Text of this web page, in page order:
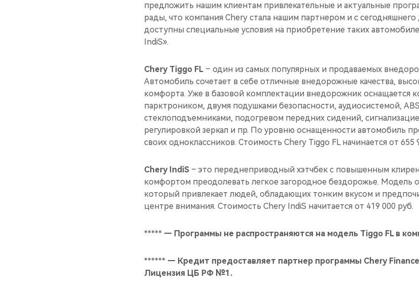
предложить нашим клиентам привлекательные и актуальные
рады, что компания Chery стала нашим партнером и с сегодняшнего
доступны специальные условия на приобретение таких
IndiS».
Chery Tiggo FL – один из самых популярных и продаваемых
Автомобиль сочетает в себе отличные внедорожные качества,
комфорта. Уже в базовой комплектации внедорожник оснащается
парктроником, двумя подушками безопасности, аудиосистемой,
стеклоподъемниками, подогревом передних сидений,
регулировкой зеркал и пр. По уровню оснащенности автомобиль
своих одноклассников. Стоимость Chery Tiggo FL начинается от 655
Chery IndiS – это переднеприводный хэтчбек с повышенным
комфортом преодолевать легкое загородное бездорожье. Модель
который привлекает людей, обладающих тонким вкусом и
центре внимания. Стоимость Chery IndiS начитается от 419 000 руб.
***** — Программы не распространяются на модель Tiggo FL в
****** — Кредит предоставляет партнер программы Chery
Лицензия ЦБ РФ №1.